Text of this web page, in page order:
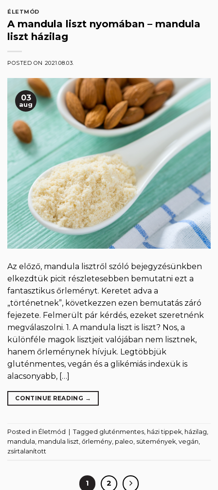
ÉLETMÓD
A mandula liszt nyomában – mandula
liszt házilag
POSTED ON 2021.08.03.
03
aug
Az előző, mandula lisztről szóló bejegyzésünkben
elkezdtük picit részletesebben bemutatni ezt a
fantasztikus őrleményt. Keretet adva a
„történetnek”, következzen ezen bemutatás záró
fejezete. Felmerült pár kérdés, ezeket szeretnénk
megválaszolni. 1. A mandula liszt is liszt? Nos, a
különféle magok lisztjeit valójában nem lisztnek,
hanem őrleménynek hívjuk. Legtöbbjük
gluténmentes, vegán és a glikémiás indexük is
alacsonyabb, […]
CONTINUE READING →
Posted in Életmód Tagged gluténmentes házi tippek házilag
mandula mandula liszt őrlemény paleo sütemények vegán
zsírtalanított
1 2